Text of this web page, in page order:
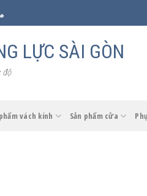
LỰC SÀI GÒN
độ
vách kính Sản phẩm cửa